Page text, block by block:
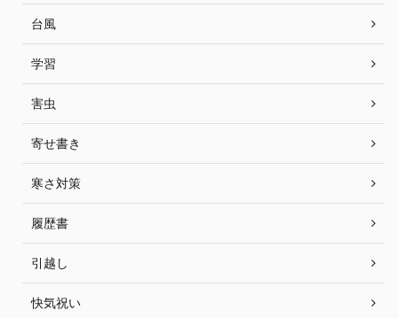
台風
学習
害虫
寄せ書き
寒さ対策
履歴書
引越し
快気祝い